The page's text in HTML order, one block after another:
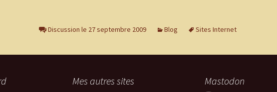
Discussion le 27 septembre 2009 Blog Sites Internet
Mes autres sites Mastodon